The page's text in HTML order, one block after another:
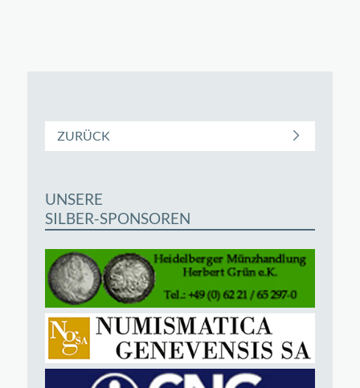
ZURÜCK
UNSERE
SILBER-SPONSOREN